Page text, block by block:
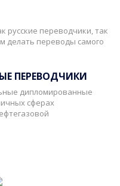
русские переводчики, так
делать переводы самого
ПЕРЕВОДЧИКИ
дипломированные
сферах